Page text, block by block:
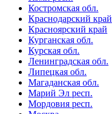
Костромская обл.
Краснодарский край
Красноярский край
Курганская обл.
Курская обл.
Ленинградская обл.
Липецкая обл.
Магаданская обл.
Марий Эл респ.
Мордовия респ.